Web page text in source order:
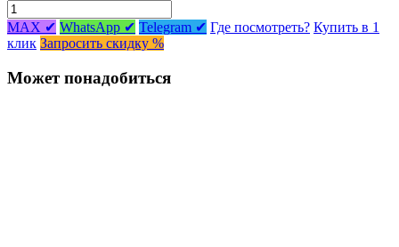
MAX ✔ WhatsApp ✔ Telegram ✔ Где посмотреть? Купить в 1
клик Запросить скидку %
Может понадобиться